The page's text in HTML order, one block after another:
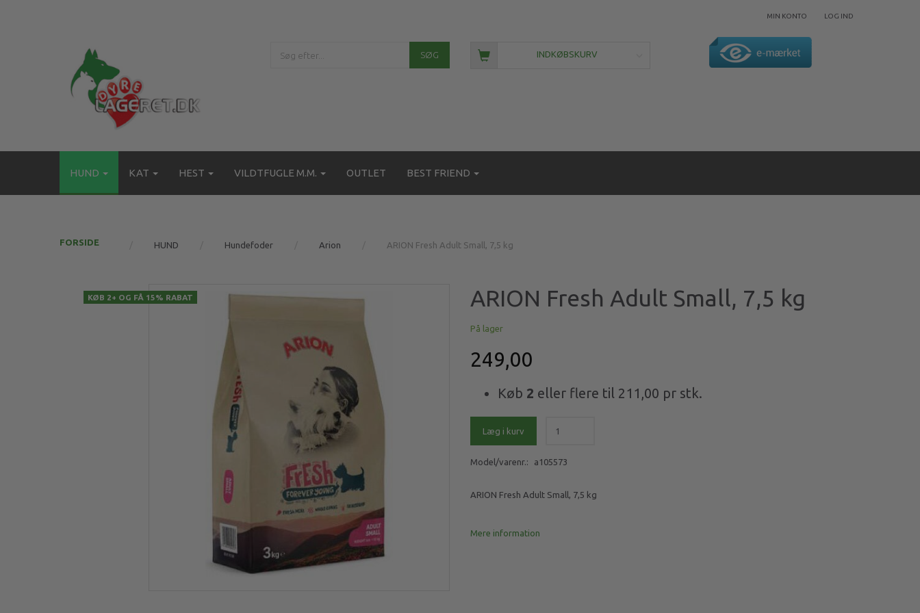
LOG IND
MIN KONTO
SØG INDKØBSKURV
HUND KAT HEST VILDTFUGLE M.M. OUTLET BEST FRIEND
FORSIDE HUND Hundefoder Arion ARION Fresh Adult Small, 7,5 kg
KØB 2+ OG FÅ 15% RABAT ARION Fresh Adult Small, 7,5 kg
På lager
249,00
Køb 2 eller flere til 211,00 pr stk.
Læg i kurv
Model/varenr.: a105573
ARION Fresh Adult Small, 7,5 kg
Mere information